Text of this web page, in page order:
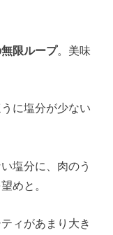
限ループ。美味
に塩分が少ない
塩分に、肉のう
めと。
ィがあまり大き